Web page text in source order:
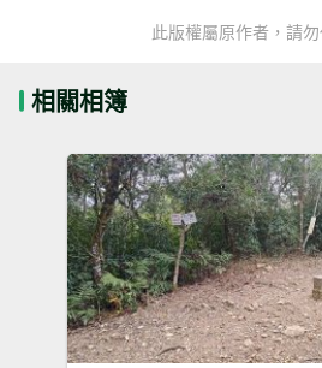
此版權屬原作者，請
相關相簿